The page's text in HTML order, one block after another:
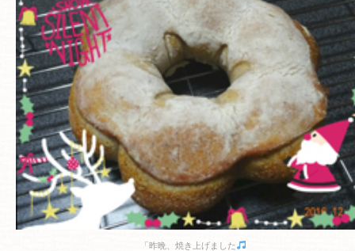
「昨晩、焼き上げました